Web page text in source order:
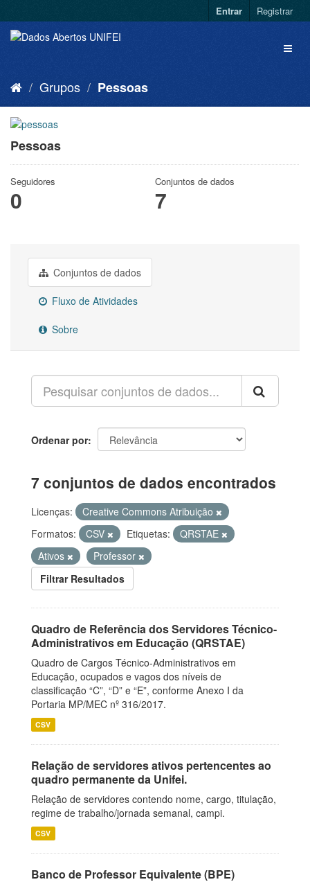
Entrar Registrar
Grupos Pessoas
Pessoas
Seguidores
0
Conjuntos de dados
7
Conjuntos de dados
Fluxo de Atividades
Sobre
Ordenar por
7 conjuntos de dados encontrados
Licenças:
Creative Commons Atribuição
Formatos:
CSV Etiquetas:
QRSTAE
Ativos
Professor
Filtrar Resultados
Quadro de Referência dos Servidores Técnico-
Administrativos em Educação (QRSTAE)
Quadro de Cargos Técnico-Administrativos em
Educação, ocupados e vagos dos níveis de
classificação “C”, “D” e “E”, conforme Anexo I da
Portaria MP/MEC nº 316/2017.
CSV
Relação de servidores ativos pertencentes ao
quadro permanente da Unifei.
Relação de servidores contendo nome, cargo, titulação,
regime de trabalho/jornada semanal, campi.
CSV
Banco de Professor Equivalente (BPE)